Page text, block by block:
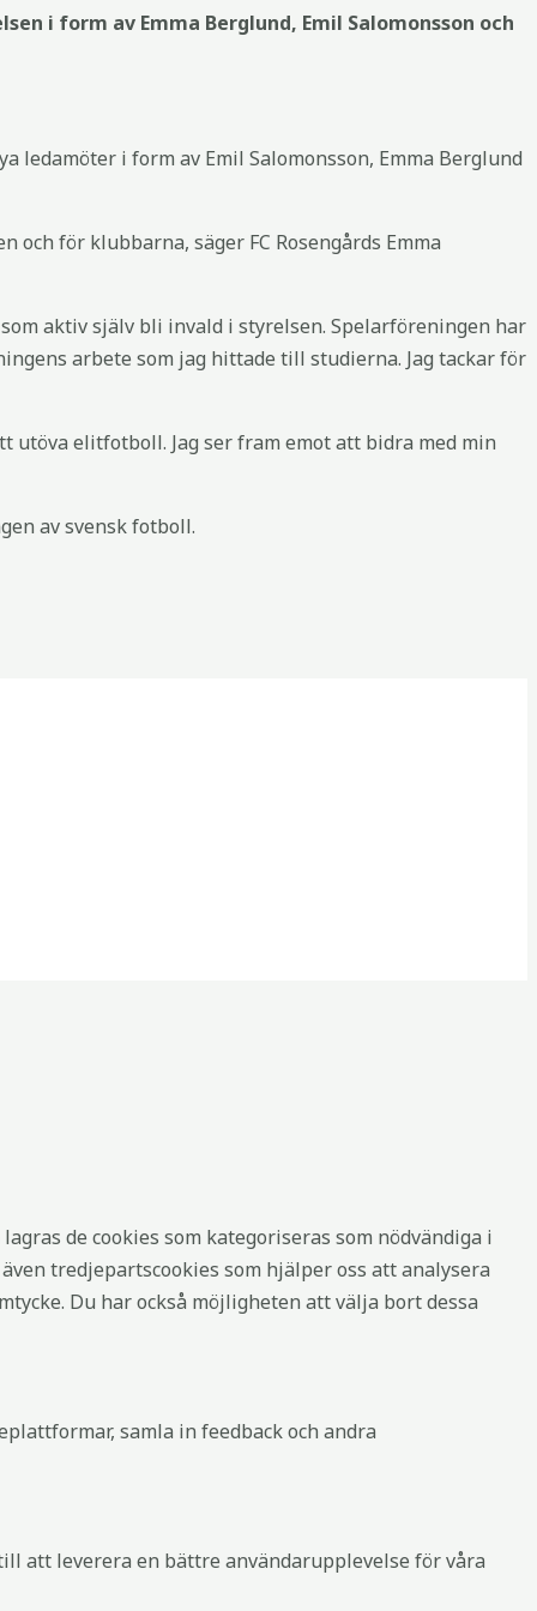
i form av Emma Berglund, Emil Salomonsson och
ledamöter i form av Emil Salomonsson, Emma Berglund
för klubbarna, säger FC Rosengårds Emma
aktiv själv bli invald i styrelsen. Spelarföreningen har
arbete som jag hittade till studierna. Jag tackar för
utöva elitfotboll. Jag ser fram emot att bidra med min
av svensk fotboll.
de cookies som kategoriseras som nödvändiga i
tredjepartscookies som hjälper oss att analysera
Du har också möjligheten att välja bort dessa
samla in feedback och andra
att leverera en bättre användarupplevelse för våra